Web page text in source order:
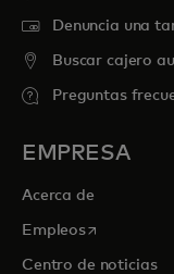
Denuncia una
Buscar cajero
Preguntas
EMPRESA
Acerca de
Empleosse abre en
Centro de noticias